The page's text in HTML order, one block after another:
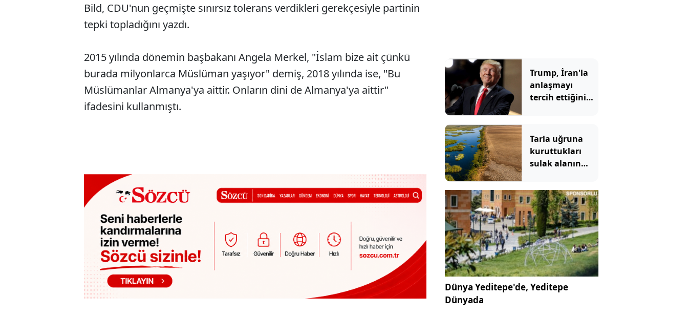
Bild, CDU'nun geçmişte sınırsız tolerans verdikleri gerekçesiyle partinin
tepki topladığını yazdı.
2015 yılında dönemin başbakanı Angela Merkel, "İslam bize ait çünkü
burada milyonlarca Müslüman yaşıyor" demiş, 2018 yılında ise, "Bu
Müslümanlar Almanya'ya aittir. Onların dini de Almanya'ya aittir"
ifadesini kullanmıştı.
Trump, İran'la
anlaşmayı
tercih ettiğini
Tarla uğruna
kuruttukları
sulak alanın
Dünya Yeditepe'de, Yeditepe
Dünyada